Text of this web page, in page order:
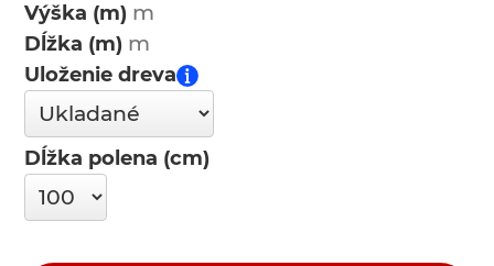
Výška (m)
Dĺžka (m)
Uloženie dreva
Dĺžka polena (cm)